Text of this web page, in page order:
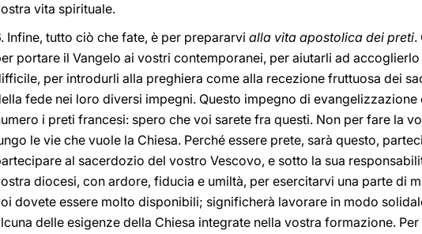
vita spirituale.
Infine, tutto ciò che fate, è per prepararvi alla vita apostolica dei preti.
portare il Vangelo ai vostri contemporanei, per aiutarli ad
per introdurli alla preghiera come alla recezione fruttuosa dei
fede nei loro diversi impegni. Questo impegno di
i preti francesi: spero che voi sarete fra questi. Non per fare la
le vie che vuole la Chiesa. Perché essere prete, sarà questo,
al sacerdozio del vostro Vescovo, e sotto la sua
diocesi, con ardore, fiducia e umiltà, per esercitarvi una parte di
dovete essere molto disponibili; significherà lavorare in modo
delle esigenze della Chiesa integrate nella vostra formazione.